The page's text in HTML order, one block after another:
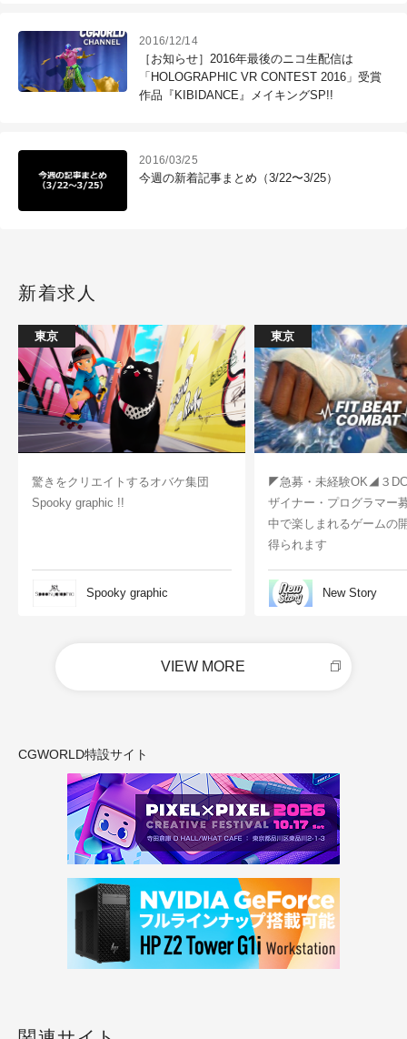
2016/12/14
［お知らせ］2016年最後のニコ生配信は
「HOLOGRAPHIC VR CONTEST 2016」受賞
作品『KIBIDANCE』メイキングSP!!
2016/03/25
今週の新着記事まとめ（3/22〜3/25）
新着求人
東京
驚きをクリエイトするオバケ集団
Spooky graphic !!
Spooky graphic
東京
◤急募・未経験OK◢３
ザイナー・プログラマー
中で楽しまれるゲームの
得られます
New Story
VIEW MORE
CGWORLD特設サイト